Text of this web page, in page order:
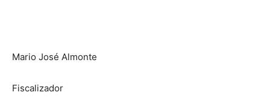
Mario José Almonte
Fiscalizador